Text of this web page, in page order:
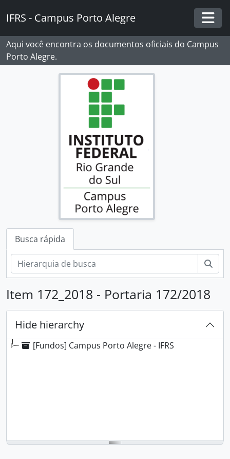
IFRS - Campus Porto Alegre
Aqui você encontra os documentos oficiais do Campus
Porto Alegre.
Busca rápida
Item 172_2018 - Portaria 172/2018
Hide hierarchy
[Fundos] Campus Porto Alegre - IFRS